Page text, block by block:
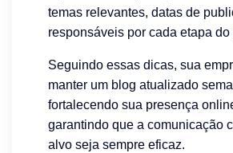
temas relevantes, datas de
responsáveis por cada etapa do
Seguindo essas dicas, sua
manter um blog atualizado
fortalecendo sua presença
garantindo que a comunicação
alvo seja sempre eficaz.